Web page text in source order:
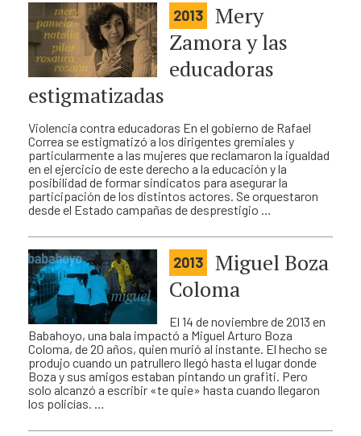
2013
Mery
Zamora y las
educadoras
estigmatizadas
Violencia contra educadoras En el gobierno de Rafael
Correa se estigmatizó a los dirigentes gremiales y
particularmente a las mujeres que reclamaron la igualdad
en el ejercicio de este derecho a la educación y la
posibilidad de formar sindicatos para asegurar la
participación de los distintos actores. Se orquestaron
desde el Estado campañas de desprestigio …
2013
Miguel Boza
Coloma
El 14 de noviembre de 2013 en
Babahoyo, una bala impactó a Miguel Arturo Boza
Coloma, de 20 años, quien murió al instante. El hecho se
produjo cuando un patrullero llegó hasta el lugar donde
Boza y sus amigos estaban pintando un grafiti. Pero
solo alcanzó a escribir «te quie» hasta cuando llegaron
los policías. …